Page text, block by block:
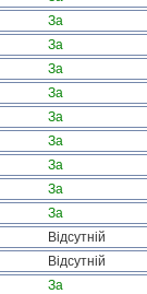
За
За
За
За
За
За
За
За
За
Відсутній
Відсутній
За